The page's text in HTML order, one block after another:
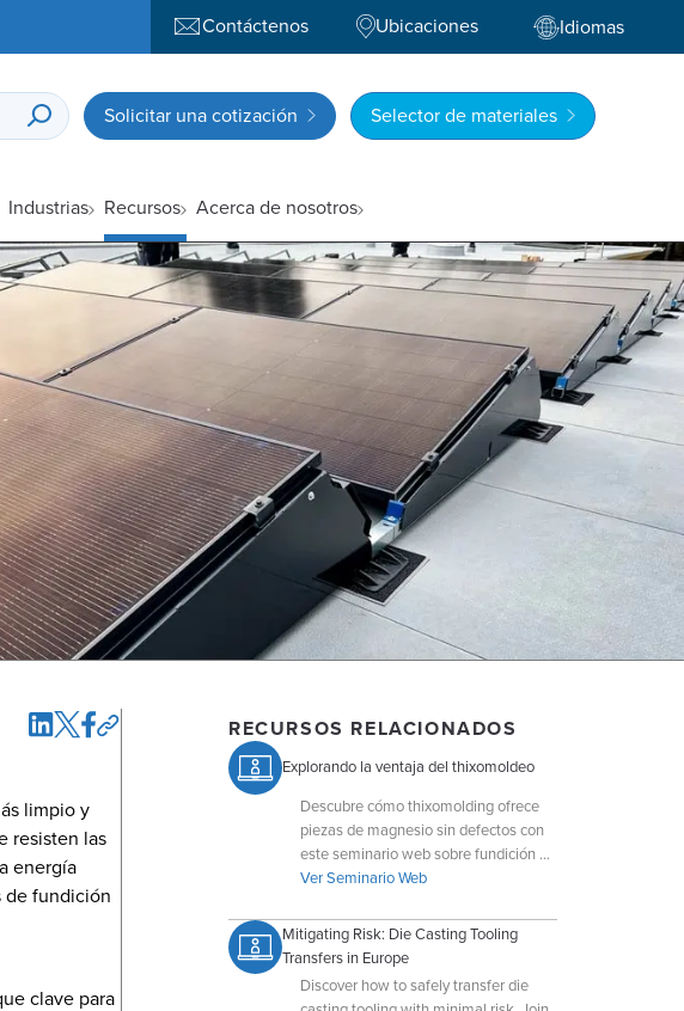
Contáctenos Ubicaciones Idiomas
Solicitar una cotización Selector de materiales
Industrias Recursos Acerca de nosotros
limpio y
resisten las
energía
de fundición
clave para
RECURSOS RELACIONADOS
Explorando la ventaja del thixomoldeo
Descubre cómo thixomolding ofrece
piezas de magnesio sin defectos con
este seminario web sobre fundición a
presión. Aprende reglas de diseño,
reales.
Ver Seminario Web
Mitigating Risk: Die Casting Tooling
Transfers in Europe
Discover how to safely transfer die